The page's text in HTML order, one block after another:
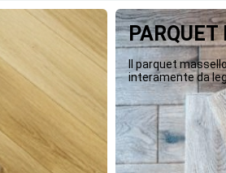
Il parquet
interamente da